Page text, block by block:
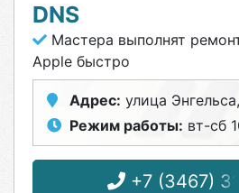
DNS
Мастера выполнят
Apple быстро
Адрес: улица
Режим работы: вт-сб
+7 (3467)